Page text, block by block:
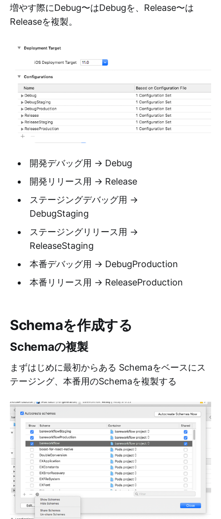
増やす際にDebug〜はDebugを、Release〜は
Releaseを複製。
開発デバッグ用 → Debug
開発リリース用 → Release
ステージングデバッグ用 →
DebugStaging
ステージングリリース用 →
ReleaseStaging
本番デバッグ用 → DebugProduction
本番リリース用 → ReleaseProduction
Schemaを作成する
Schemaの複製
まずはじめに最初からある Schemaをベースにス
テージング、本番用のSchemaを複製する